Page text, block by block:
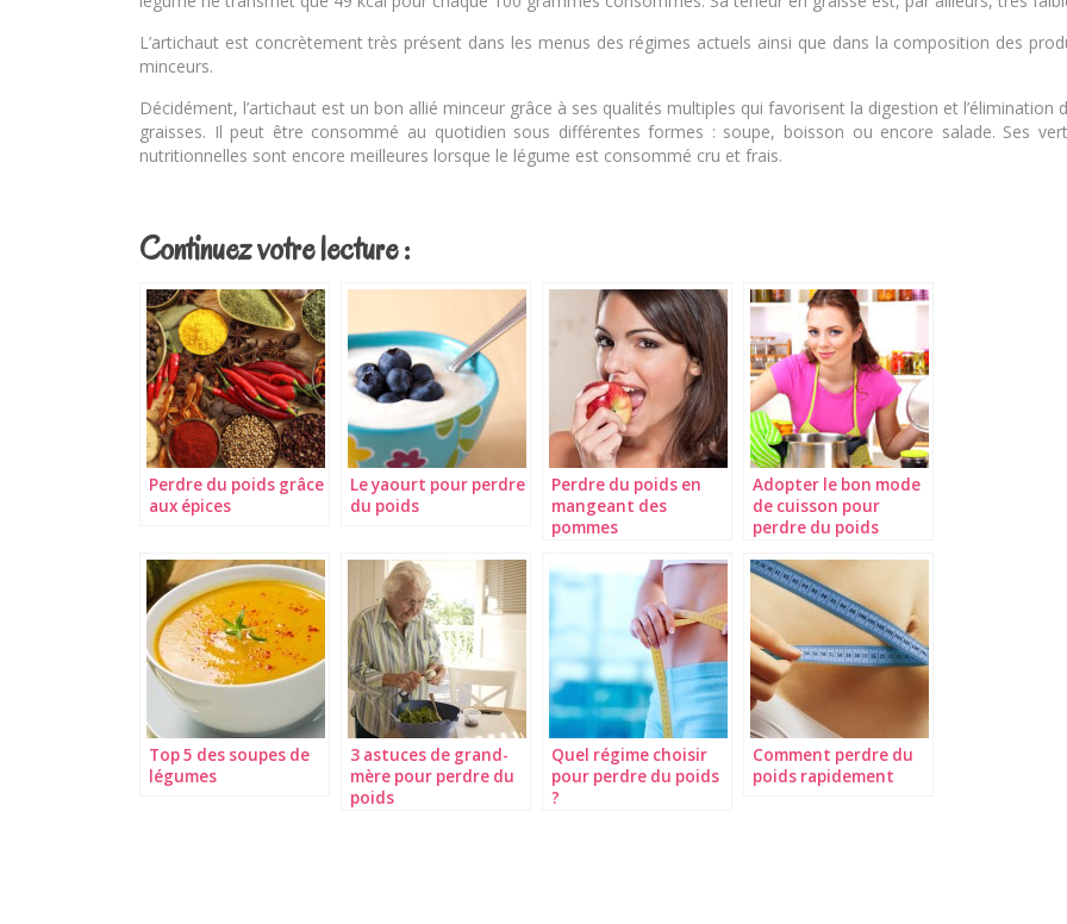
L’artichaut est concrètement très présent dans les menus des régimes actuels ainsi que dans la composition des
minceurs.
Décidément, l’artichaut est un bon allié minceur grâce à ses qualités multiples qui favorisent la digestion et l’élimination
graisses. Il peut être consommé au quotidien sous différentes formes : soupe, boisson ou encore salade. Ses
nutritionnelles sont encore meilleures lorsque le légume est consommé cru et frais.
Continuez votre lecture :
Perdre du poids grâce
aux épices
Le yaourt pour perdre
du poids
Perdre du poids en
mangeant des
pommes
Adopter le bon mode
de cuisson pour
perdre du poids
Top 5 des soupes de
légumes
3 astuces de grand-
mère pour perdre du
poids
Quel régime choisir
pour perdre du poids
?
Comment perdre du
poids rapidement